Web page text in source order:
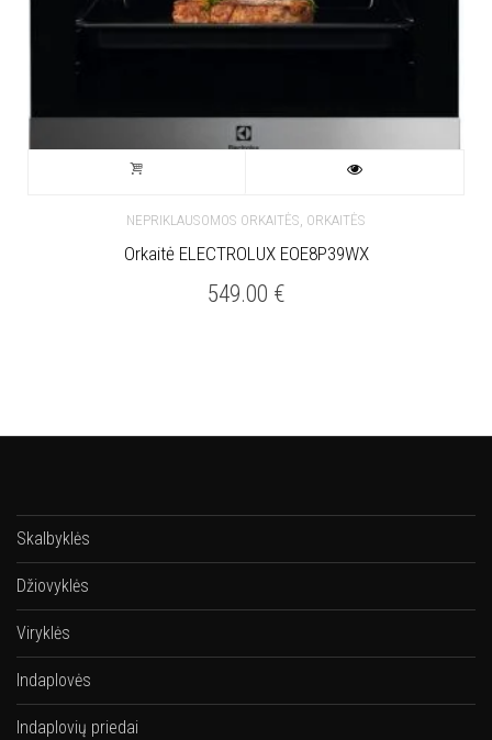
NEPRIKLAUSOMOS ORKAITĖS, ORKAITĖS
Orkaitė ELECTROLUX EOE8P39WX
549.00 €
Skalbyklės
Džiovyklės
Viryklės
Indaplovės
Indaplovių priedai